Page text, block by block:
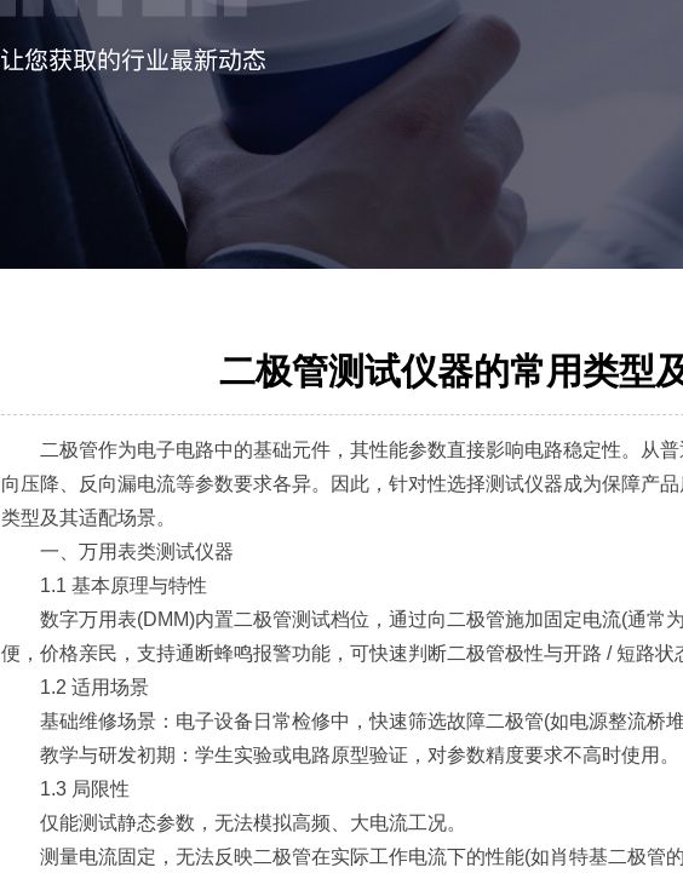
二极管测试仪器的常用类型
二极管作为电子电路中的基础元件，其性能参数直接影响电路稳定性。从普
向压降、反向漏电流等参数要求各异。因此，针对性选择测试仪器成为保障产
类型及其适配场景。
一、万用表类测试仪器
1.1 基本原理与特性
数字万用表(DMM)内置二极管测试档位，通过向二极管施加固定电流(通常
便，价格亲民，支持通断蜂鸣报警功能，可快速判断二极管极性与开路 / 短路状
1.2 适用场景
基础维修场景：电子设备日常检修中，快速筛选故障二极管(如电源整流桥堆
教学与研发初期：学生实验或电路原型验证，对参数精度要求不高时使用。
1.3 局限性
仅能测试静态参数，无法模拟高频、大电流工况。
测量电流固定，无法反映二极管在实际工作电流下的性能(如肖特基二极管的